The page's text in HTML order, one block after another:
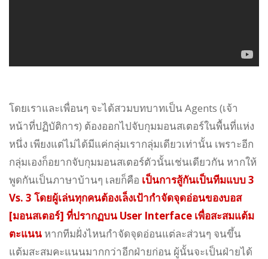
โดยเราและเพื่อนๆ จะได้สวมบทบาทเป็น Agents (เจ้า
หน้าที่ปฏิบัติการ) ต้องออกไปจับกุมมอนสเตอร์ในพื้นที่แห่ง
หนึ่ง เพียงแต่ไม่ได้มีแค่กลุ่มเรากลุ่มเดียวเท่านั้น เพราะอีก
กลุ่มเองก็อยากจับกุมมอนสเตอร์ตัวนั้นเช่นเดียวกัน หากให้
พูดกันเป็นภาษาบ้านๆ เลยก็คือ เป็นการสู้กันเป็นทีมแบบ 3
Vs. 3 โดยผู้เล่นทุกคนต้องเล็งเป้ากำจัดจุดอ่อนของบอส
[มอนสเตอร์] ที่ปรากฏบน User Interface เพื่อสะสมแต้ม
ตะแนน หากทีมฝั่งไหนกำจัดจุดอ่อนแต่ละส่วนๆ จนขึ้น
แต้มสะสมคะแนนมากกว่าอีกฝ่ายก่อน ผู้นั้นจะเป็นฝ่ายได้